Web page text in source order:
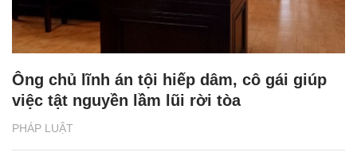
PHÁP LUẬT
Ông chủ lĩnh án tội hiếp dâm, cô gái giúp
việc tật nguyền lầm lũi rời tòa